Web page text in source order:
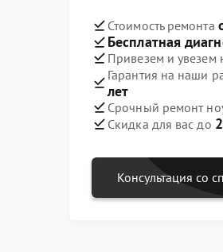
Стоимость ремонта
Бесплатная
Привезем и увезем
Гарантия на наши
лет
Срочный ремонт
Скидка для вас до
Консультация со